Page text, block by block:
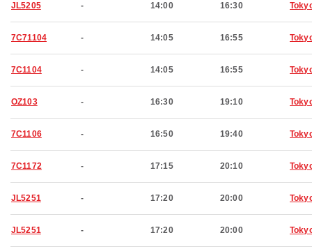
JL5205 - 14:00 16:30
7C71104 - 14:05 16:55
7C1104 - 14:05 16:55
OZ103 - 16:30 19:10
7C1106 - 16:50 19:40
7C1172 - 17:15 20:10
JL5251 - 17:20 20:00
JL5251 - 17:20 20:00